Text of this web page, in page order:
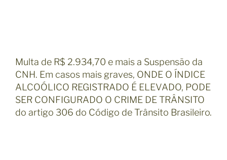
Multa de R$ 2.934,70 e mais a Suspensão da
CNH. Em casos mais graves, ONDE O ÍNDICE
ALCOÓLICO REGISTRADO É ELEVADO, PODE
SER CONFIGURADO O CRIME DE TRÂNSITO
do artigo 306 do Código de Trânsito Brasileiro.